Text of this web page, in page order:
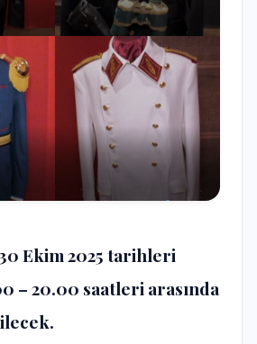
Ekim 2025 tarihleri
– 20.00 saatleri arasında